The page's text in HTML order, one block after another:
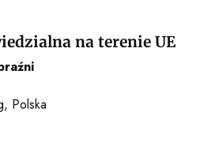
na terenie UE
Polska